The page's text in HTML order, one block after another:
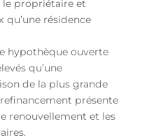
le propriétaire et
qu’une résidence
hypothèque ouverte
qu’une
de la plus grande
présente
renouvellement et les